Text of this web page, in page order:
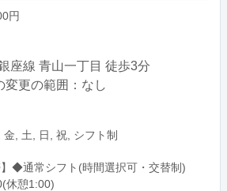
円
座線 青山一丁目 徒歩3分
変更の範囲：なし
金, 土, 日, 祝, シフト制
】◆通常シフト(時間選択可・交替制)
休憩1:00)